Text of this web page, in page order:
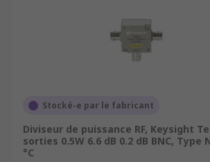
Stocké-e par le fabricant
Diviseur de puissance RF, Keysight
sorties 0.5W 6.6 dB 0.2 dB BNC, Type
°C